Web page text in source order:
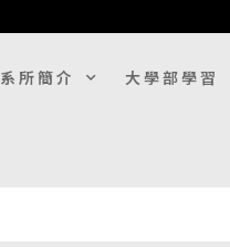
系所簡介 大學部學習